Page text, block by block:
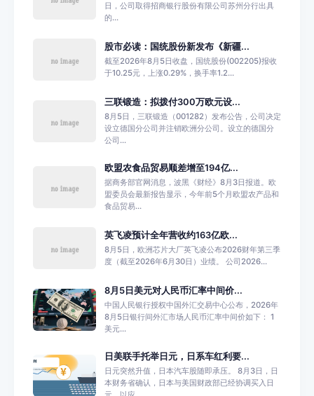
日，公司取得招商银行股份有限公司苏州分行出具
的...
股市必读：国统股份新发布《新疆...
截至2026年8月5日收盘，国统股份(002205)报收
于10.25元，上涨0.29%，换手率1.2...
三联锻造：拟拨付300万欧元设...
8月5日，三联锻造（001282）发布公告，公司决定
设立德国分公司并注销欧洲分公司。设立的德国分
公司...
欧盟农食品贸易顺差增至194亿...
据商务部官网消息，波黑《财经》8月3日报道。欧
盟委员会最新报告显示，今年前5个月欧盟农产品和
食品贸易...
英飞凌预计全年营收约163亿欧...
8月5日，欧洲芯片大厂英飞凌公布2026财年第三季
度（截至2026年6月30日）业绩。 公司2026...
8月5日美元对人民币汇率中间价...
中国人民银行授权中国外汇交易中心公布，2026年
8月5日银行间外汇市场人民币汇率中间价如下： 1
美元...
日美联手托举日元，日系车红利要...
日元突然升值，日本汽车股随即承压。 8月3日，日
本财务省确认，日本与美国财政部已经协调买入日